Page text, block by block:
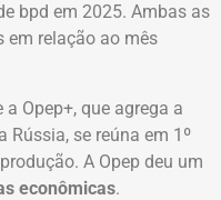
bpd em 2025. Ambas as
em relação ao mês
Opep+, que agrega a
Rússia, se reúna em 1º
A Opep deu um
econômicas.